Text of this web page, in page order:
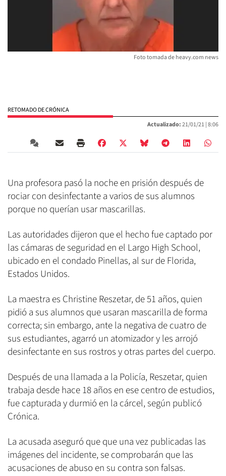
Foto tomada de heavy.com news
RETOMADO DE CRÓNICA
Actualizado:21/01/21 |8:06
Una profesora pasó la noche en prisión después de
rociar con desinfectante a varios de sus alumnos
porque no querían usar mascarillas.
Las autoridades dijeron que el hecho fue captado por
las cámaras de seguridad en el Largo High School,
ubicado en el condado Pinellas, al sur de Florida,
Estados Unidos.
La maestra es Christine Reszetar, de 51 años, quien
pidió a sus alumnos que usaran mascarilla de forma
correcta; sin embargo, ante la negativa de cuatro de
sus estudiantes, agarró un atomizador y les arrojó
desinfectante en sus rostros y otras partes del cuerpo.
Después de una llamada a la Policía, Reszetar, quien
trabaja desde hace 18 años en ese centro de estudios,
fue capturada y durmió en la cárcel, según publicó
Crónica.
La acusada aseguró que que una vez publicadas las
imágenes del incidente, se comprobarán que las
acusaciones de abuso en su contra son falsas.